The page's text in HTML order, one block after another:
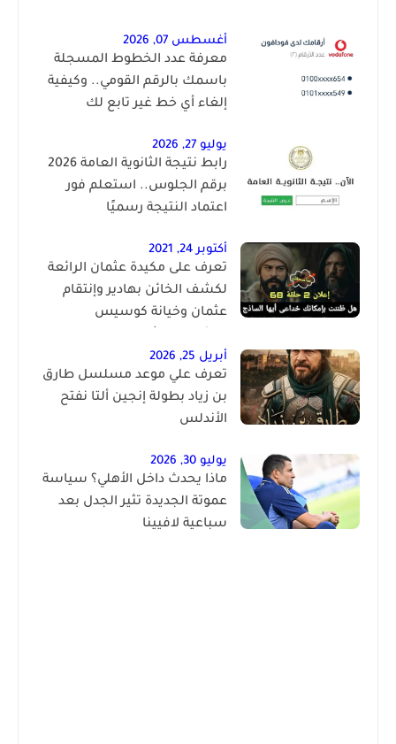
أغسطس 07, 2026
معرفة عدد الخطوط المسجلة
باسمك بالرقم القومي.. وكيفية
إلغاء أي خط غير تابع لك
يوليو 27, 2026
رابط نتيجة الثانوية العامة 2026
برقم الجلوس.. استعلم فور
اعتماد النتيجة رسميًا
أكتوبر 24, 2021
تعرف على مكيدة عثمان الرائعة
لكشف الخائن بهادير وإنتقام
عثمان وخيانة كوسيس
أبريل 25, 2026
تعرف علي موعد مسلسل طارق
بن زياد بطولة إنجين ألتا نفتح
الأندلس
يوليو 30, 2026
ماذا يحدث داخل الأهلي؟ سياسة
عموتة الجديدة تثير الجدل بعد
سباعية لافيينا